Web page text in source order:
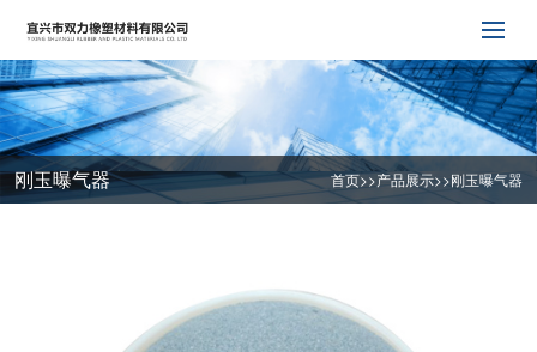
刚玉曝气器 首页>>产品展示>>刚玉曝气器